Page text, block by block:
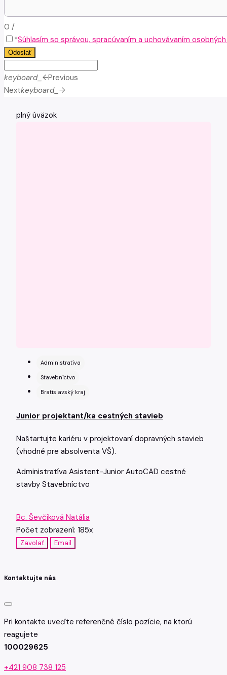
0 /
*Súhlasím so správou, spracúvaním a uchovávaním
Odoslať
keyboard_arrow_leftPrevious
Nextkeyboard_arrow_right
plný úväzok
Administratíva
Stavebníctvo
Bratislavský kraj
Junior projektant/ka cestných stavieb
Naštartujte kariéru v projektovaní dopravných stavieb
(vhodné pre absolventa VŠ).
Administratíva Asistent-Junior AutoCAD cestné
stavby Stavebníctvo
Bc. Ševčíková Natália
Počet zobrazení: 185x
Zavolať Email
Kontaktujte nás
Pri kontakte uveďte referenčné číslo pozície, na ktorú
reagujete
100029625
+421 908 738 125